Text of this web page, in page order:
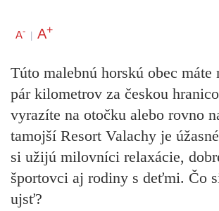
A- | A+
Túto malebnú horskú obec máte
pár kilometrov za českou
vyrazíte na otočku alebo rovno
tamojší Resort Valachy je
si užijú milovníci relaxácie,
športovci aj rodiny s deťmi. Čo
ujsť?